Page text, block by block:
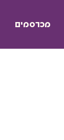
מכרסמים